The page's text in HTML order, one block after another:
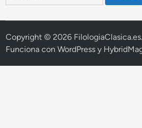
Copyright © 2026 FilologiaClasica.es.
Funciona conWordPress y